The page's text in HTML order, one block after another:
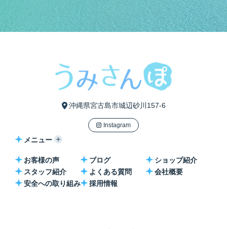
沖縄県宮古島市城辺砂川157-6
Instagram
メニュー
お客様の声 ブログ
ショップ紹介
スタッフ紹介
よくある質問
会社概要
安全への取り組み
採用情報